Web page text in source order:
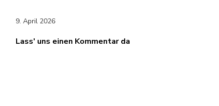
9. April 2026
Lass' uns einen Kommentar da